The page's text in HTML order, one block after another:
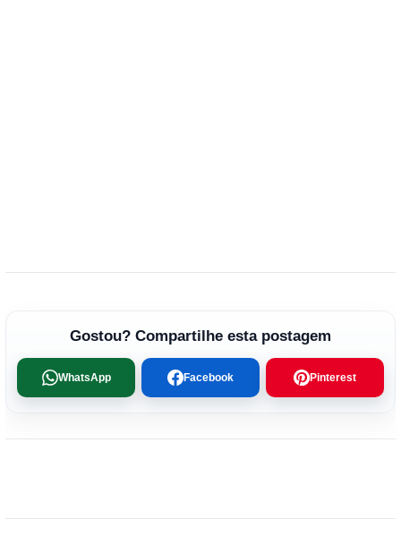
Gostou? Compartilhe esta postagem
WhatsApp Facebook Pinterest